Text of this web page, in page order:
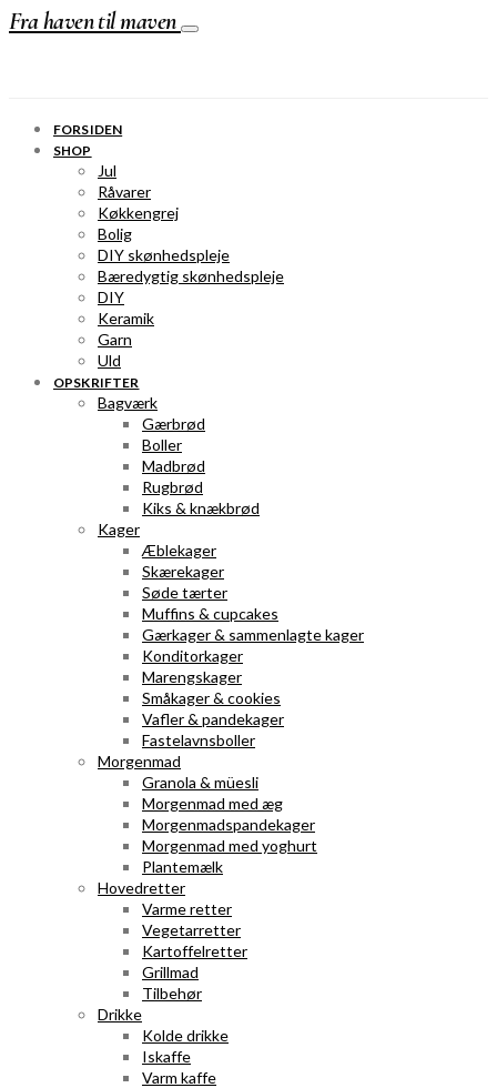
Fra haven til maven
FORSIDEN
SHOP
Jul
Råvarer
Køkkengrej
Bolig
DIY skønhedspleje
Bæredygtig skønhedspleje
DIY
Keramik
Garn
Uld
OPSKRIFTER
Bagværk
Gærbrød
Boller
Madbrød
Rugbrød
Kiks & knækbrød
Kager
Æblekager
Skærekager
Søde tærter
Muffins & cupcakes
Gærkager & sammenlagte kager
Konditorkager
Marengskager
Småkager & cookies
Vafler & pandekager
Fastelavnsboller
Morgenmad
Granola & müesli
Morgenmad med æg
Morgenmadspandekager
Morgenmad med yoghurt
Plantemælk
Hovedretter
Varme retter
Vegetarretter
Kartoffelretter
Grillmad
Tilbehør
Drikke
Kolde drikke
Iskaffe
Varm kaffe